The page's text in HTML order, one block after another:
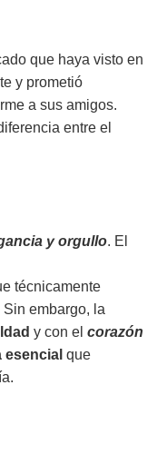
que haya visto en
y prometió
a sus amigos.
entre el
y orgullo. El
técnicamente
Sin embargo, la
y con el corazón
esencial que